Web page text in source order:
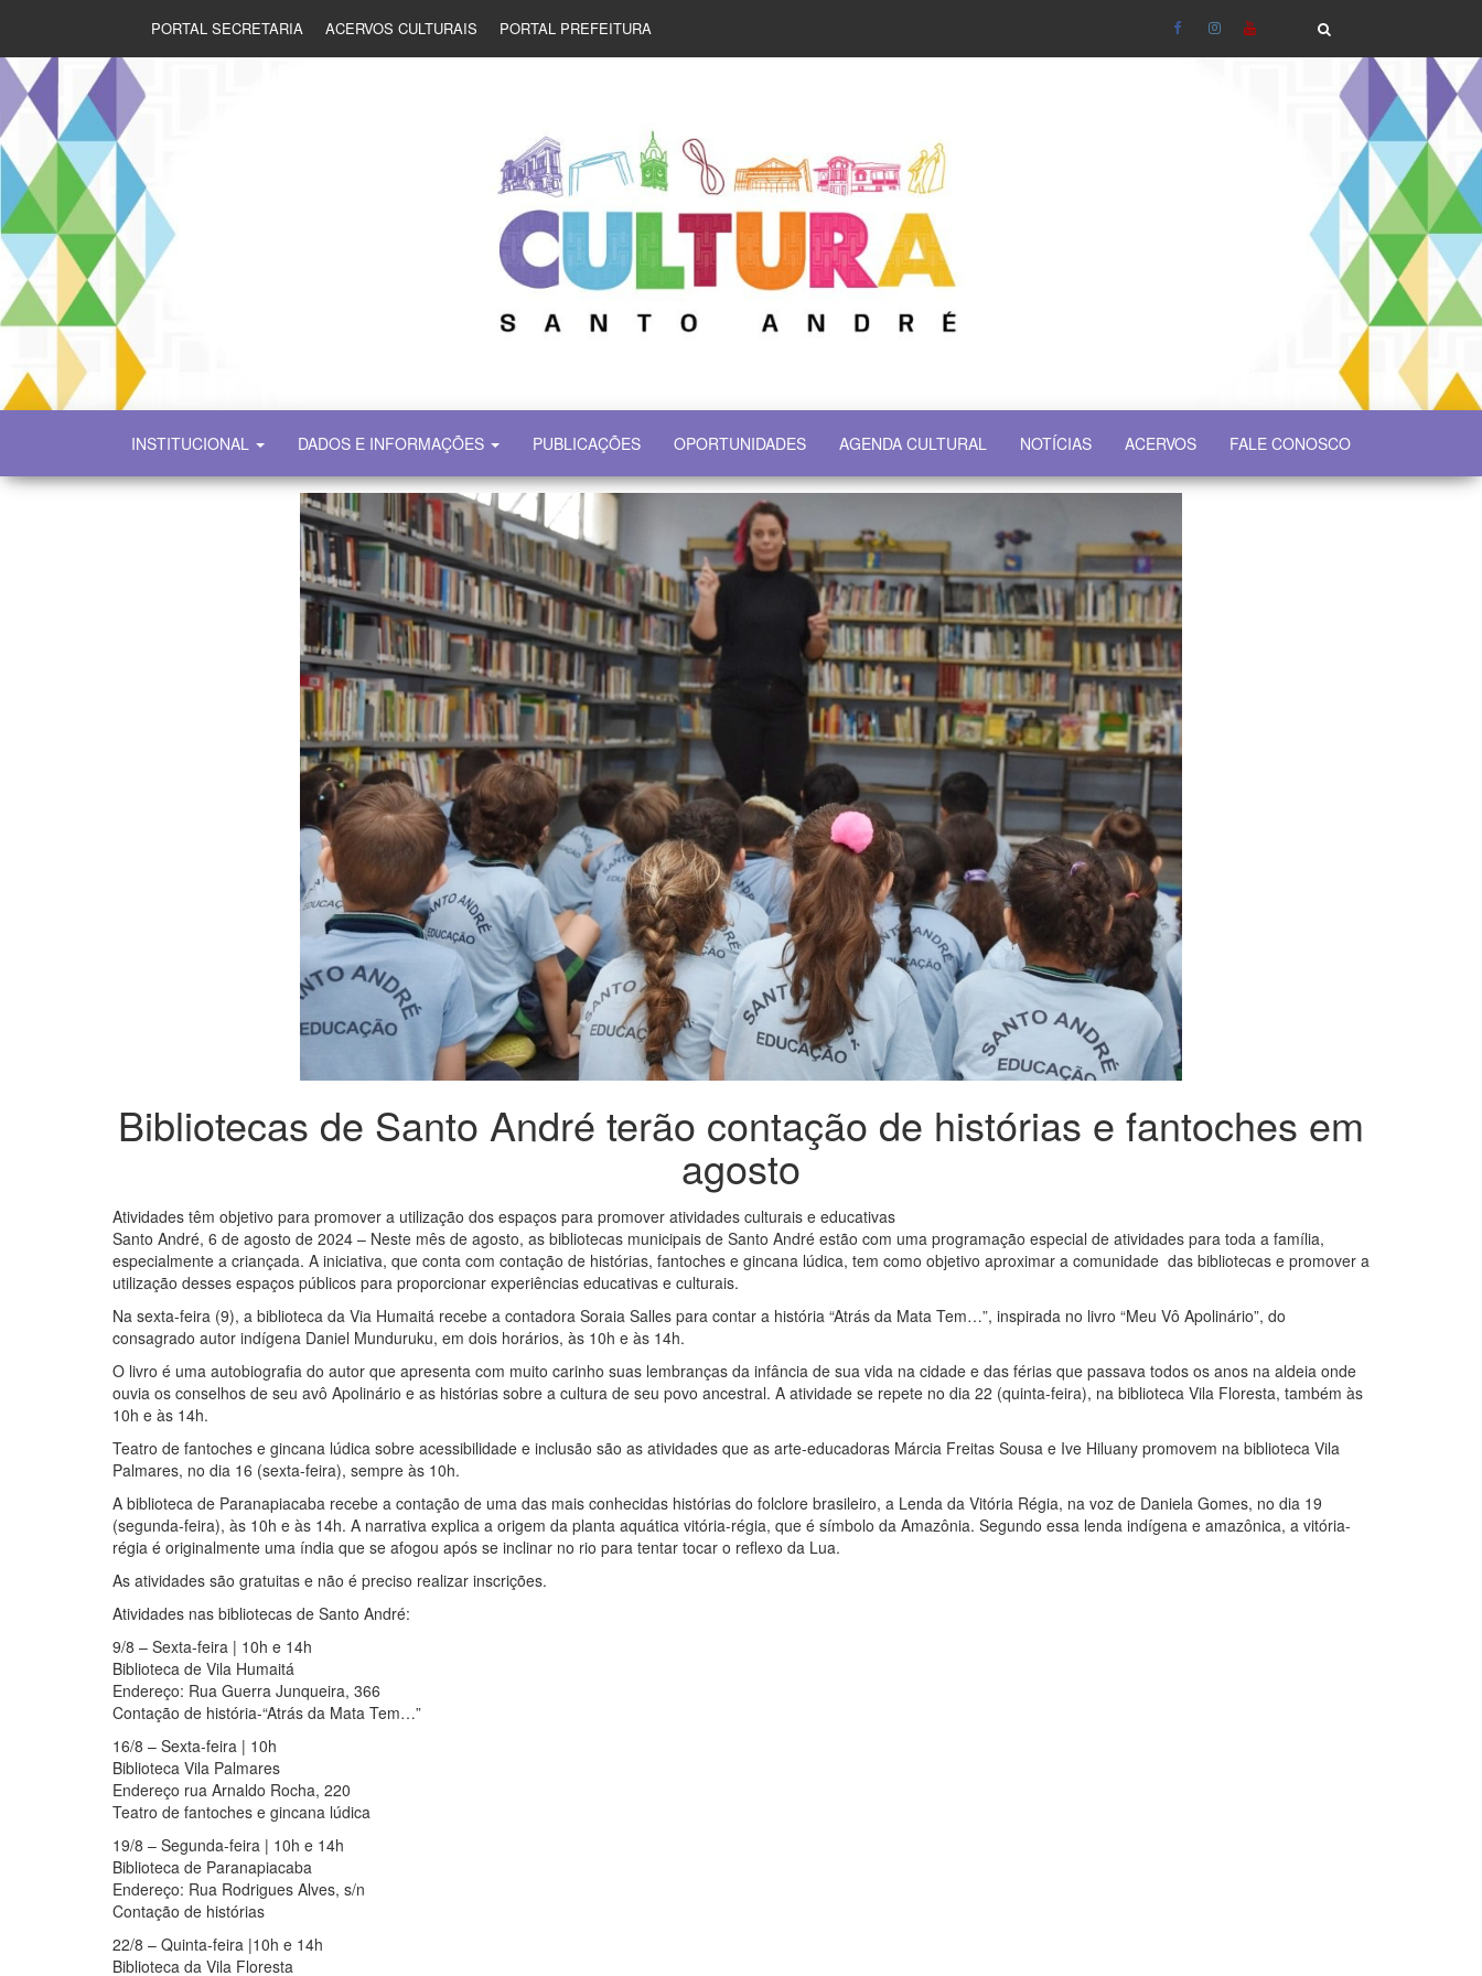
PORTAL SECRETARIA ACERVOS CULTURAIS PORTAL PREFEITURA
SECULT
INSTITUCIONAL DADOS E INFORMAÇÕES PUBLICAÇÕES OPORTUNIDADES AGENDA CULTURAL NOTÍCIAS ACERVOS FALE CONOSCO
Bibliotecas de Santo André terão contação de histórias e fantoches em
agosto
Atividades têm objetivo para promover a utilização dos espaços para promover atividades culturais e educativas
Santo André, 6 de agosto de 2024 – Neste mês de agosto, as bibliotecas municipais de Santo André estão com uma programação especial de atividades para toda a família,
especialmente a criançada. A iniciativa, que conta com contação de histórias, fantoches e gincana lúdica, tem como objetivo aproximar a comunidade das bibliotecas e promover a
utilização desses espaços públicos para proporcionar experiências educativas e culturais.
Na sexta-feira (9), a biblioteca da Via Humaitá recebe a contadora Soraia Salles para contar a história “Atrás da Mata Tem…”, inspirada no livro “Meu Vô Apolinário”, do
consagrado autor indígena Daniel Munduruku, em dois horários, às 10h e às 14h.
O livro é uma autobiografia do autor que apresenta com muito carinho suas lembranças da infância de sua vida na cidade e das férias que passava todos os anos na aldeia onde
ouvia os conselhos de seu avô Apolinário e as histórias sobre a cultura de seu povo ancestral. A atividade se repete no dia 22 (quinta-feira), na biblioteca Vila Floresta, também às
10h e às 14h.
Teatro de fantoches e gincana lúdica sobre acessibilidade e inclusão são as atividades que as arte-educadoras Márcia Freitas Sousa e Ive Hiluany promovem na biblioteca Vila
Palmares, no dia 16 (sexta-feira), sempre às 10h.
A biblioteca de Paranapiacaba recebe a contação de uma das mais conhecidas histórias do folclore brasileiro, a Lenda da Vitória Régia, na voz de Daniela Gomes, no dia 19
(segunda-feira), às 10h e às 14h. A narrativa explica a origem da planta aquática vitória-régia, que é símbolo da Amazônia. Segundo essa lenda indígena e amazônica, a vitória-
régia é originalmente uma índia que se afogou após se inclinar no rio para tentar tocar o reflexo da Lua.
As atividades são gratuitas e não é preciso realizar inscrições.
Atividades nas bibliotecas de Santo André:
9/8 – Sexta-feira | 10h e 14h
Biblioteca de Vila Humaitá
Endereço: Rua Guerra Junqueira, 366
Contação de história-“Atrás da Mata Tem…”
16/8 – Sexta-feira | 10h
Biblioteca Vila Palmares
Endereço rua Arnaldo Rocha, 220
Teatro de fantoches e gincana lúdica
19/8 – Segunda-feira | 10h e 14h
Biblioteca de Paranapiacaba
Endereço: Rua Rodrigues Alves, s/n
Contação de histórias
22/8 – Quinta-feira |10h e 14h
Biblioteca da Vila Floresta